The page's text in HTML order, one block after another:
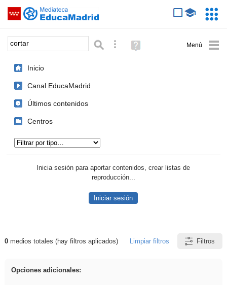
Saltar navegación
Palabra o frase: Búsqueda avanzada
Ayuda
(en
Inicio
Canal EducaMadrid
Últimos contenidos
Centros
Inicia sesión para aportar contenidos, crear listas de
reproducción...
Iniciar sesión
Resultados de: cortar
0medios totales (hay filtros aplicados) Limpiar filtros Filtros
Opciones adicionales: